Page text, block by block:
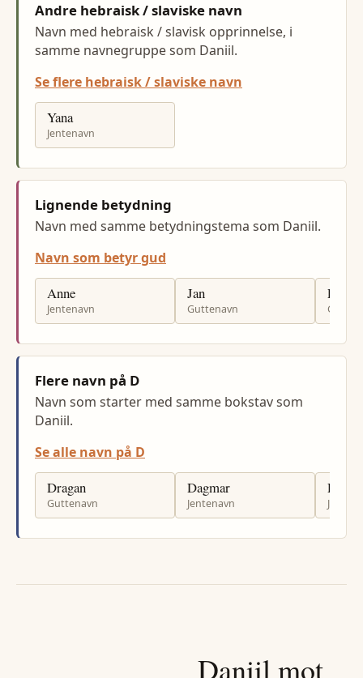
Andre hebraisk / slaviske navn
Navn med hebraisk / slavisk opprinnelse, i
samme navnegruppe som Daniil.
Se flere hebraisk / slaviske navn
Yana
Jentenavn
Lignende betydning
Navn med samme betydningstema som Daniil.
Navn som betyr gud
Anne
Jentenavn
Jan
Guttenavn
Per
Flere navn på D
Navn som starter med samme bokstav som
Daniil.
Se alle navn på D
Dragan
Guttenavn
Dagmar
Jentenavn
Dina
Daniil mot